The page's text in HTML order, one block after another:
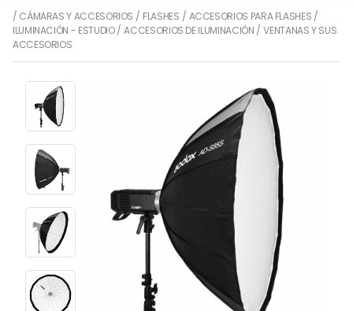
/ CÁMARAS Y ACCESORIOS / FLASHES / ACCESORIOS PARA FLASHES /
ILUMINACIÓN - ESTUDIO/ACCESORIOS DE ILUMINACIÓN /VENTANAS Y SUS
ACCESORIOS